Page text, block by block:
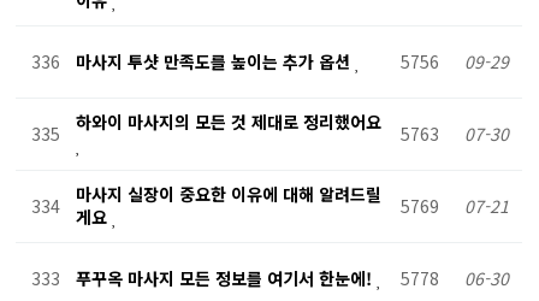
336 마사지 투샷 만족도를 높이는 추가 옵션 5756 09-29
335 하와이 마사지의 모든 것 제대로 정리했어요 5763 07-30
334
마사지 실장이 중요한 이유에 대해 알려드릴
게요
5769 07-21
333 푸꾸옥 마사지 모든 정보를 여기서 한눈에! 5778 06-30